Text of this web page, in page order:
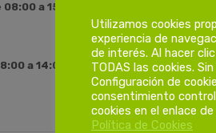
a 15:00h
a 14:00h
Utilizamos cookies
experiencia de
de interés. Al hacer
TODAS las cookies.
Configuración de
consentimiento
cookies en el enlace de
Política de Cookies